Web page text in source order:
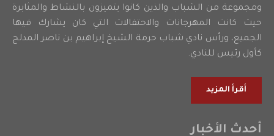
ومجموعة من الشباب والذين كانوا يتميزون بالنشاط والمثابرة
حيث كانت المهرجانات والاحتفالات التي كان يشارك فيها
الجميع، ورأس نادي شباب حرمة الشيخ إبراهيم بن ناصر المدلج
كأول رئيس للنادي.
أقرأ المزيد
أحدث الأخبار